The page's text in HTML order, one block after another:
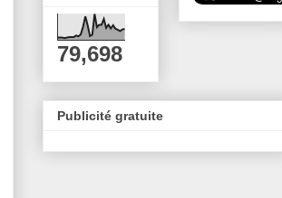
79,698
Publicité gratuite